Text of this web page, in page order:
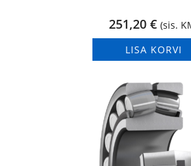
251,20 € (sis.
LISA KORVI